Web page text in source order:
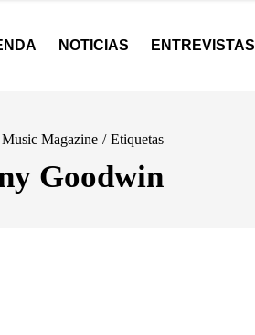
NOTICIAS ENTREVISTAS
Magazine / Etiquetas
Goodwin